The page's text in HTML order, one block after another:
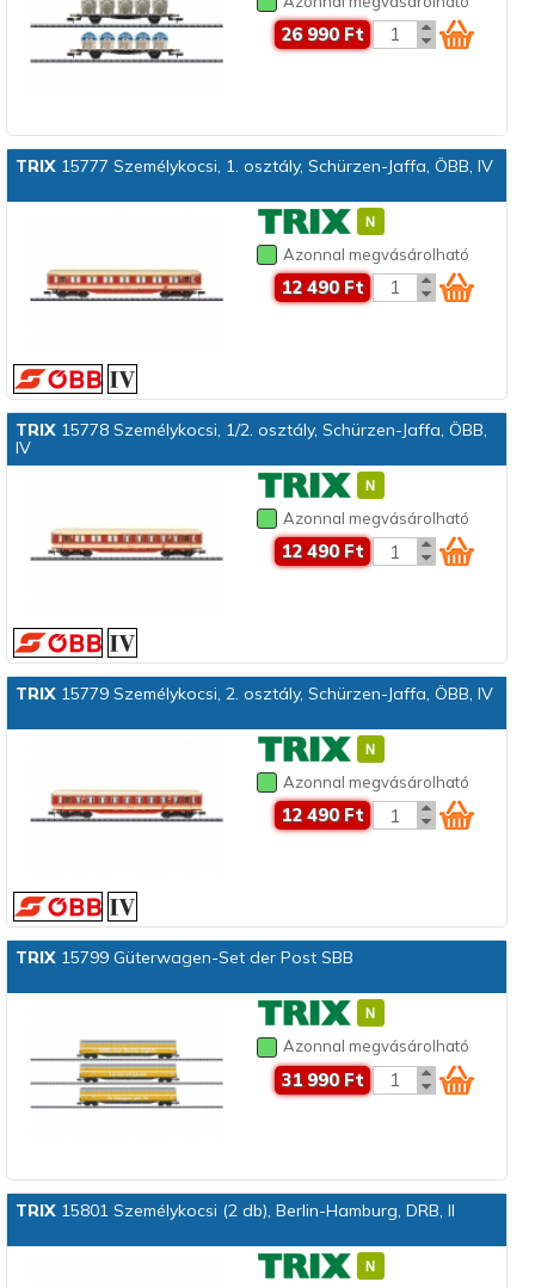
26 990 Ft
TRIX15777 Személykocsi, 1. osztály, Schürzen-Jaffa, ÖBB, IV
Azonnal megvásárolható
12 490 Ft
TRIX15778 Személykocsi, 1/2. osztály, Schürzen-Jaffa, ÖBB,
IV
Azonnal megvásárolható
12 490 Ft
TRIX15779 Személykocsi, 2. osztály, Schürzen-Jaffa, ÖBB, IV
Azonnal megvásárolható
12 490 Ft
TRIX15799 Güterwagen-Set der Post SBB
Azonnal megvásárolható
31 990 Ft
TRIX15801 Személykocsi (2 db), Berlin-Hamburg, DRB, II